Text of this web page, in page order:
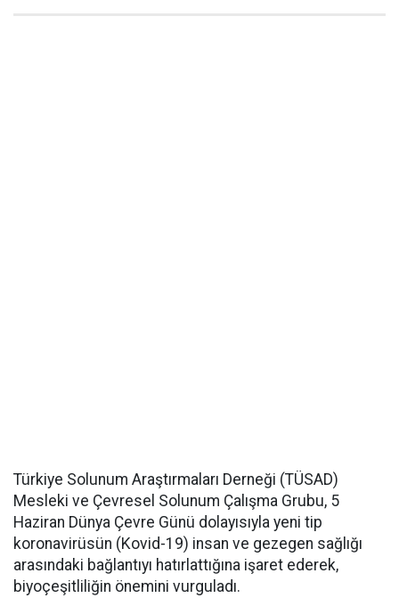
Türkiye Solunum Araştırmaları Derneği (TÜSAD)
Mesleki ve Çevresel Solunum Çalışma Grubu, 5
Haziran Dünya Çevre Günü dolayısıyla yeni tip
koronavirüsün (Kovid-19) insan ve gezegen sağlığı
arasındaki bağlantıyı hatırlattığına işaret ederek,
biyoçeşitliliğin önemini vurguladı.